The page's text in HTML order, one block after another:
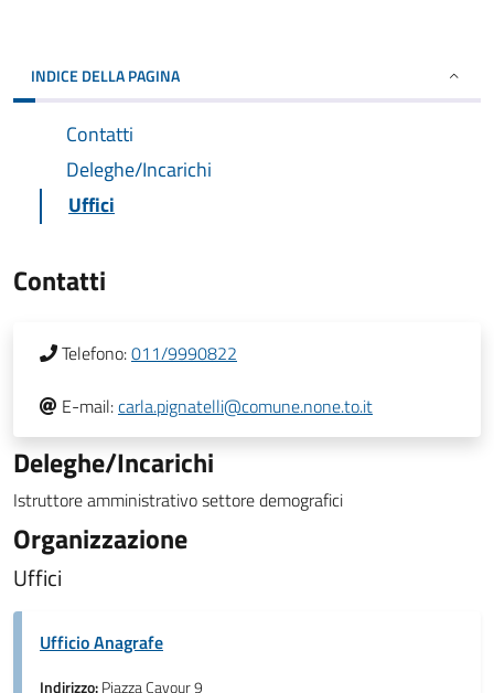
INDICE DELLA PAGINA
Contatti
Deleghe/Incarichi
Uffici
Contatti
Telefono:011/9990822
E-mail:carla.pignatelli@comune.none.to.it
Deleghe/Incarichi
Istruttore amministrativo settore demografici
Organizzazione
Uffici
Ufficio Anagrafe
Indirizzo:Piazza Cavour 9